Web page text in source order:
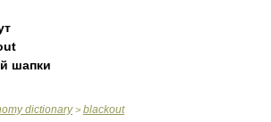
шапки
dictionary> blackout